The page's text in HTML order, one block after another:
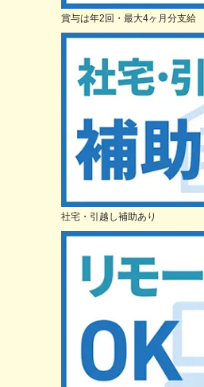
賞与は年2回・最大4ヶ月分支給
社宅・引越し補助あり